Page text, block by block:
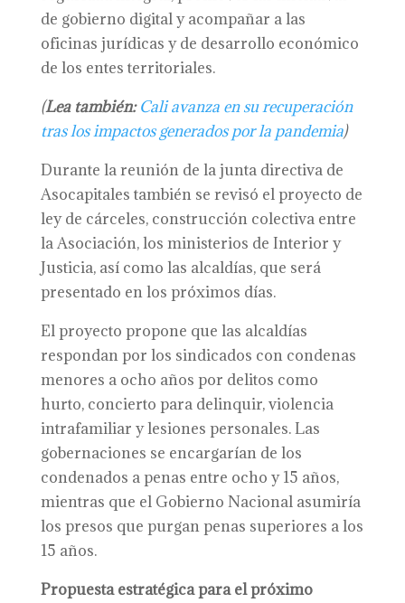
de gobierno digital y acompañar a las
oficinas jurídicas y de desarrollo económico
de los entes territoriales.
(Lea también: Cali avanza en su recuperación
tras los impactos generados por la pandemia)
Durante la reunión de la junta directiva de
Asocapitales también se revisó el proyecto de
ley de cárceles, construcción colectiva entre
la Asociación, los ministerios de Interior y
Justicia, así como las alcaldías, que será
presentado en los próximos días.
El proyecto propone que las alcaldías
respondan por los sindicados con condenas
menores a ocho años por delitos como
hurto, concierto para delinquir, violencia
intrafamiliar y lesiones personales. Las
gobernaciones se encargarían de los
condenados a penas entre ocho y 15 años,
mientras que el Gobierno Nacional asumiría
los presos que purgan penas superiores a los
15 años.
Propuesta estratégica para el próximo